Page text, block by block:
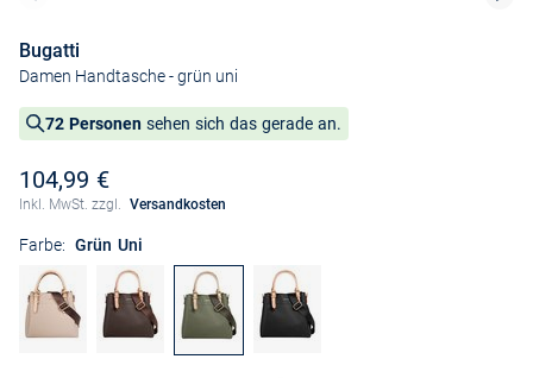
Bugatti
Damen Handtasche- grün uni
72 Personen sehen sich das gerade an.
104,99 €
Inkl. MwSt. zzgl. Versandkosten
Farbe: Grün Uni